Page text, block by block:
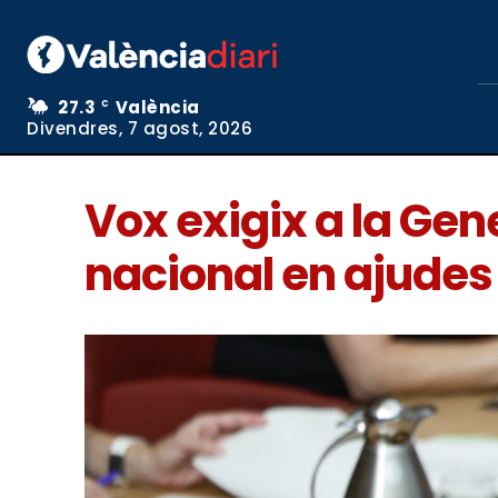
27.3 C
València
Divendres, 7 agost, 2026
Vox exigix a la
nacional en